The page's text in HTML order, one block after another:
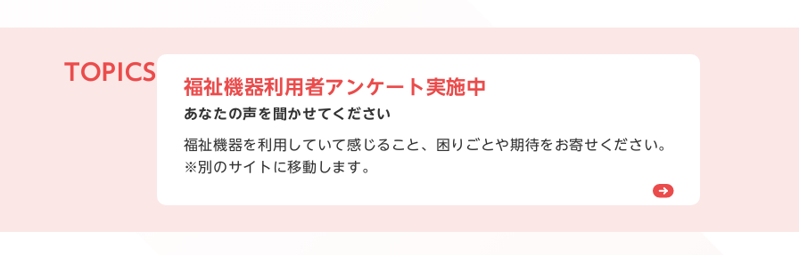
TOPICS
福祉機器利用者アンケート実施中
あなたの声を聞かせてください
福祉機器を利用していて感じること、困りごとや期待をお寄せください。
※別のサイトに移動します。